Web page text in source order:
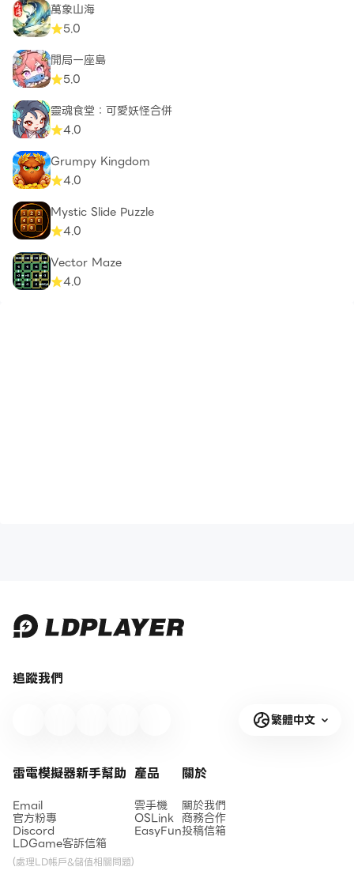
萬象山海
5.0
開局一座島
5.0
靈魂食堂：可愛妖怪合併
4.0
Grumpy Kingdom
4.0
Mystic Slide Puzzle
4.0
Vector Maze
4.0
追蹤我們
繁體中文
雷電模擬器新手幫助
Email
官方粉專
Discord
LDGame客訴信箱
(處理LD帳戶&儲值相關問題)
產品
雲手機
OSLink
EasyFun
關於
關於我們
商務合作
投稿信箱